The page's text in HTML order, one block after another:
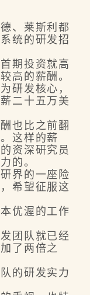
、莱斯利都
统的研发招
期投资就高
高的薪酬。
发核心，
二十五万美
也比之前翻
这样的薪
资深研究员
的。
界的一座险
希望征服这
优渥的工作
团队就已经
了两倍之
的研发实力